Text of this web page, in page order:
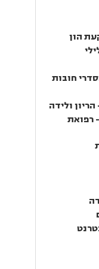
הון
חובות
ולידה
רפואת